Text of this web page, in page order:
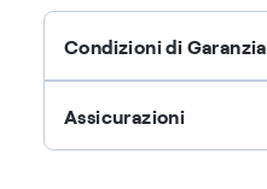
Condizioni di Garanzia
Assicurazioni